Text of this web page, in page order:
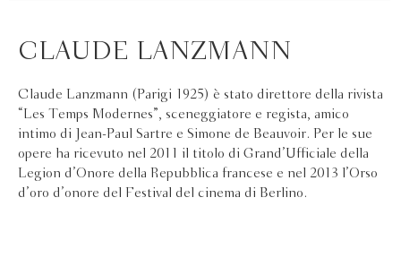
CLAUDE LANZMANN
Claude Lanzmann (Parigi 1925) è stato direttore della rivista
“Les Temps Modernes”, sceneggiatore e regista, amico
intimo di Jean-Paul Sartre e Simone de Beauvoir. Per le sue
opere ha ricevuto nel 2011 il titolo di Grand’Ufficiale della
Legion d’Onore della Repubblica francese e nel 2013 l’Orso
d’oro d’onore del Festival del cinema di Berlino.